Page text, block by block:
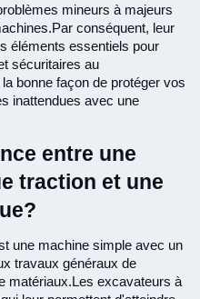
mineurs à majeurs
conséquent, leur
éléments essentiels pour
sécuritaires au
bonne façon de protéger vos
inattendues avec une
entre une
traction et une
une machine simple avec un
travaux généraux de
matériaux.Les excavateurs à